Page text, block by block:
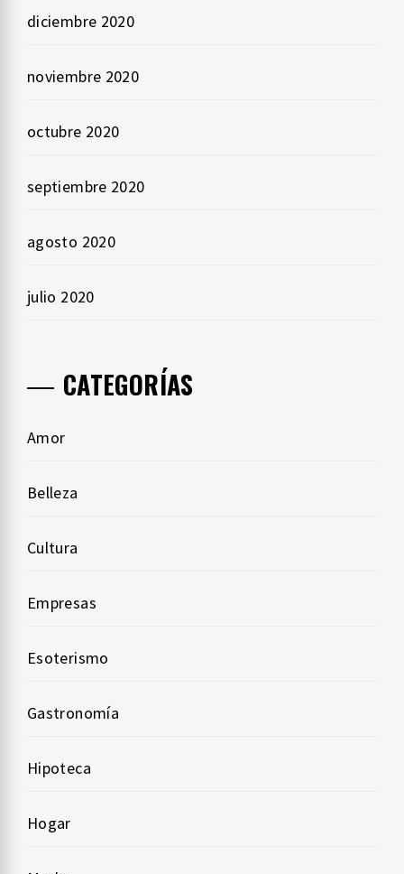
diciembre 2020
noviembre 2020
octubre 2020
septiembre 2020
agosto 2020
julio 2020
CATEGORÍAS
Amor
Belleza
Cultura
Empresas
Esoterismo
Gastronomía
Hipoteca
Hogar